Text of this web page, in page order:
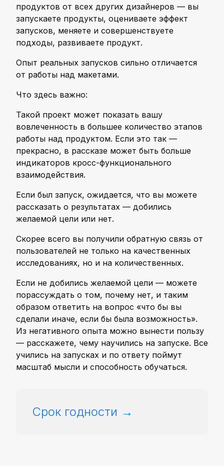
продуктов от всех других дизайнеров — вы
запускаете продукты, оцениваете эффект
запусков, меняете и совершенствуете
подходы, развиваете продукт.
Опыт реальных запусков сильно отличается
от работы над макетами.
Что здесь важно:
Такой проект может показать вашу
вовлеченность в большее количество этапов
работы над продуктом. Если это так —
прекрасно, в рассказе может быть больше
индикаторов кросс-функционального
взаимодействия.
Если был запуск, ожидается, что вы можете
рассказать о результатах — добились
желаемой цели или нет.
Скорее всего вы получили обратную связь от
пользователей не только на качественных
исследованиях, но и на количественных.
Если не добились желаемой цели — можете
порассуждать о том, почему нет, и таким
образом ответить на вопрос «что бы вы
сделали иначе, если бы была возможность».
Из негативного опыта можно вынести пользу
— расскажете, чему научились на запуске. Все
учились на запусках и по ответу поймут
масштаб мысли и способность обучаться.
Срок годности